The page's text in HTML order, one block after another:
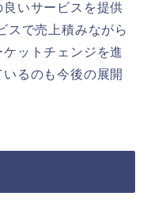
いサービスを提供
スで売上積みながら
ットチェンジを進
るのも今後の展開